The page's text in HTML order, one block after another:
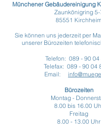
Münchener Gebäudereinigung
Zaunkönigring 5-
85551
Sie können uns jederzeit per
unserer Bürozeiten
Telefon: 089 - 90 04
Telefax: 089 - 90 04
Email:
Bürozeiten
Montag -
8.00 bis 16.00
Freitag
8.00 - 13.00 Uhr